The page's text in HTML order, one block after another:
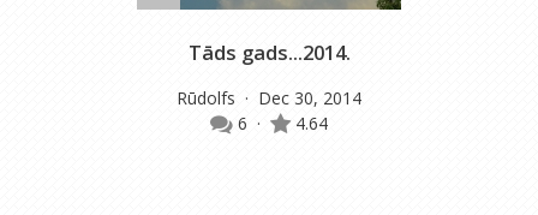
Tāds gads...2014.
Rūdolfs · Dec 30, 2014
6 · 4.64